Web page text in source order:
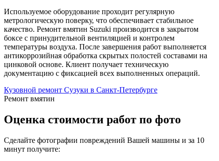
Используемое оборудование проходит регулярную
метрологическую поверку, что обеспечивает стабильное
качество. Ремонт вмятин Suzuki производится в закрытом
боксе с принудительной вентиляцией и контролем
температуры воздуха. После завершения работ выполняется
антикоррозийная обработка скрытых полостей составами на
цинковой основе. Клиент получает техническую
документацию с фиксацией всех выполненных операций.
Кузовной ремонт Сузуки в Санкт-Петербурге
Ремонт вмятин
Оценка стоимости работ по фото
Сделайте фотографии повреждений Вашей машины и за 10
минут получите: